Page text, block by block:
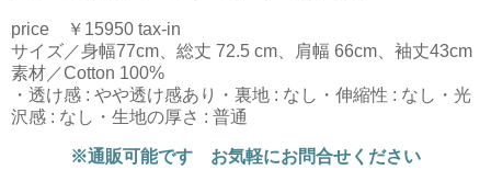
price ￥15950 tax-in
サイズ／身幅77cm、総丈 72.5 cm、肩幅 66cm、袖丈43cm
素材／Cotton 100%
・透け感 : やや透け感あり・裏地 : なし・伸縮性 : なし・光
沢感 : なし・生地の厚さ : 普通
※通販可能です お気軽にお問合せください